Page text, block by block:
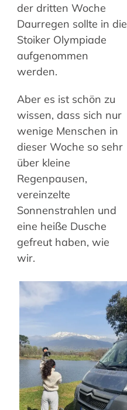
der dritten Woche
Daurregen sollte in die
Stoiker Olympiade
aufgenommen
werden.
Aber es ist schön zu
wissen, dass sich nur
wenige Menschen in
dieser Woche so sehr
über kleine
Regenpausen,
vereinzelte
Sonnenstrahlen und
eine heiße Dusche
gefreut haben, wie
wir.